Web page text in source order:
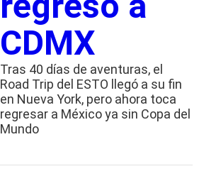
CDMX
Tras 40 días de aventuras, el
Road Trip del ESTO llegó a su fin
en Nueva York, pero ahora toca
regresar a México ya sin Copa del
Mundo